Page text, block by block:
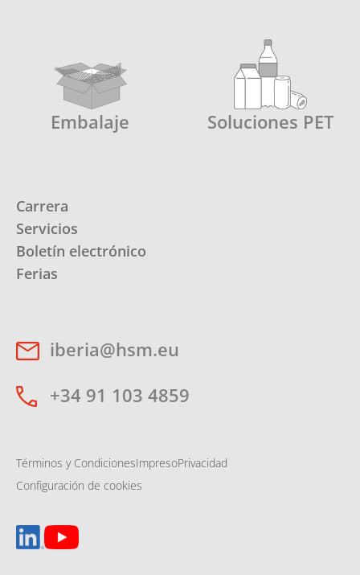
Embalaje Soluciones PET
Carrera
Servicios
Boletín electrónico
Ferias
iberia@hsm.eu
+34 91 103 4859
Términos y CondicionesImpresoPrivacidad
Configuración de cookies